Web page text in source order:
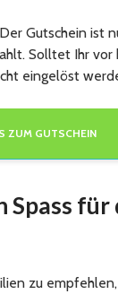
Gutschein ist
Solltet Ihr
eingelöst
ZUM GUTSCHEIN
für
zu